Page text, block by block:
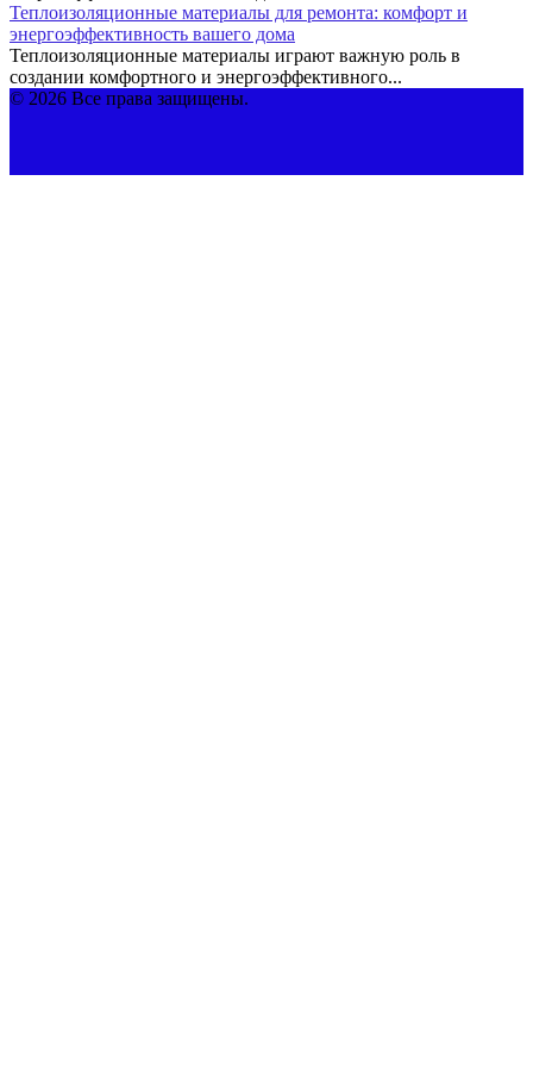
Теплоизоляционные материалы для ремонта: комфорт и
энергоэффективность вашего дома
Теплоизоляционные материалы играют важную роль в
создании комфортного и энергоэффективного...
© 2026 Все права защищены.